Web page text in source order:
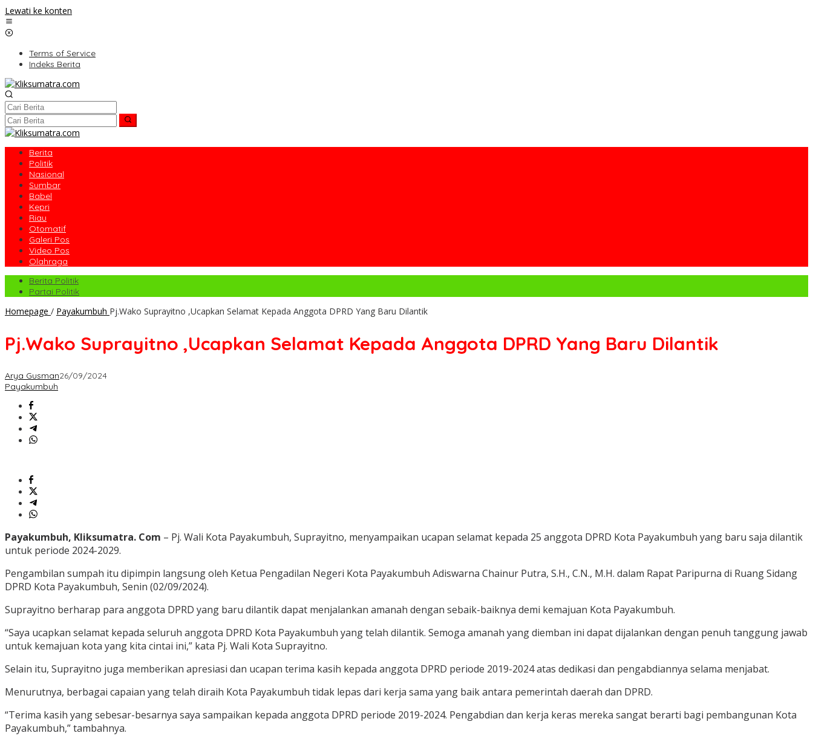
Lewati ke konten
Terms of Service
Indeks Berita
Berita
Politik
Nasional
Sumbar
Babel
Kepri
Riau
Otomatif
Galeri Pos
Video Pos
Olahraga
Berita Politik
Partai Politik
Homepage / Payakumbuh Pj.Wako Suprayitno ,Ucapkan Selamat Kepada Anggota DPRD Yang Baru Dilantik
Pj.Wako Suprayitno ,Ucapkan Selamat Kepada Anggota DPRD Yang Baru Dilantik
Arya Gusman26/09/2024
Payakumbuh
Payakumbuh, Kliksumatra. Com – Pj. Wali Kota Payakumbuh, Suprayitno, menyampaikan ucapan selamat kepada 25 anggota DPRD Kota Payakumbuh yang baru saja dilantik
untuk periode 2024-2029.
Pengambilan sumpah itu dipimpin langsung oleh Ketua Pengadilan Negeri Kota Payakumbuh Adiswarna Chainur Putra, S.H., C.N., M.H. dalam Rapat Paripurna di Ruang Sidang
DPRD Kota Payakumbuh, Senin (02/09/2024).
Suprayitno berharap para anggota DPRD yang baru dilantik dapat menjalankan amanah dengan sebaik-baiknya demi kemajuan Kota Payakumbuh.
“Saya ucapkan selamat kepada seluruh anggota DPRD Kota Payakumbuh yang telah dilantik. Semoga amanah yang diemban ini dapat dijalankan dengan penuh tanggung jawab
untuk kemajuan kota yang kita cintai ini,” kata Pj. Wali Kota Suprayitno.
Selain itu, Suprayitno juga memberikan apresiasi dan ucapan terima kasih kepada anggota DPRD periode 2019-2024 atas dedikasi dan pengabdiannya selama menjabat.
Menurutnya, berbagai capaian yang telah diraih Kota Payakumbuh tidak lepas dari kerja sama yang baik antara pemerintah daerah dan DPRD.
“Terima kasih yang sebesar-besarnya saya sampaikan kepada anggota DPRD periode 2019-2024. Pengabdian dan kerja keras mereka sangat berarti bagi pembangunan Kota
Payakumbuh,” tambahnya.